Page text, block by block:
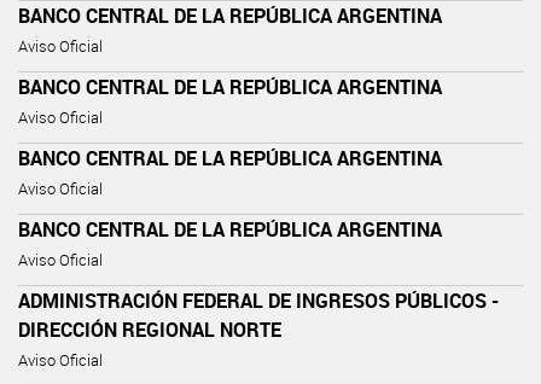
BANCO CENTRAL DE LA REPÚBLICA ARGENTINA
Aviso Oficial
BANCO CENTRAL DE LA REPÚBLICA ARGENTINA
Aviso Oficial
BANCO CENTRAL DE LA REPÚBLICA ARGENTINA
Aviso Oficial
BANCO CENTRAL DE LA REPÚBLICA ARGENTINA
Aviso Oficial
ADMINISTRACIÓN FEDERAL DE INGRESOS PÚBLICOS -
DIRECCIÓN REGIONAL NORTE
Aviso Oficial